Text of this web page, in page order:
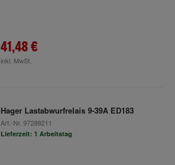
41,48 €
inkl. MwSt.
Hager Lastabwurfrelais 9-39A ED183
Art.-Nr. 97288211
Lieferzeit: 1 Arbeitstag